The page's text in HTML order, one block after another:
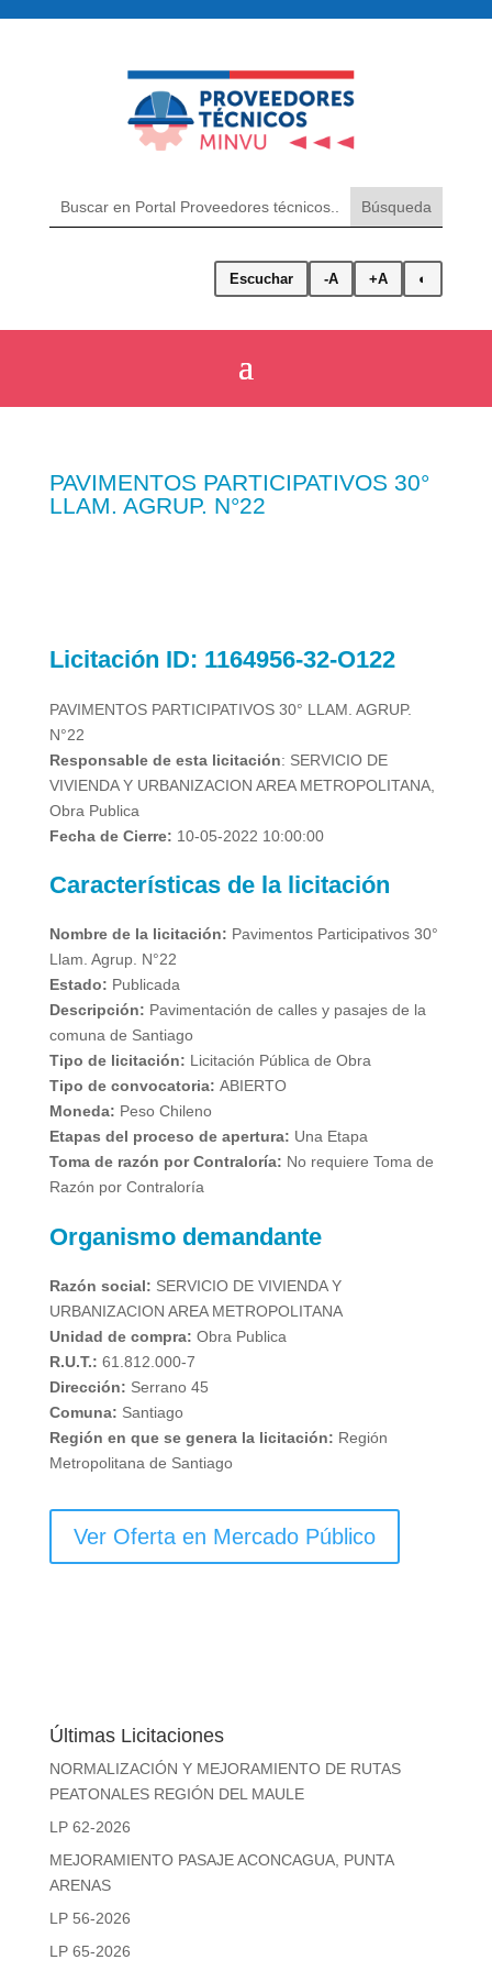
Escuchar -A +A ◐
PAVIMENTOS PARTICIPATIVOS 30°
LLAM. AGRUP. N°22
Licitación ID: 1164956-32-O122
PAVIMENTOS PARTICIPATIVOS 30° LLAM. AGRUP.
N°22
Responsable de esta licitación: SERVICIO DE
VIVIENDA Y URBANIZACION AREA METROPOLITANA,
Obra Publica
Fecha de Cierre: 10-05-2022 10:00:00
Características de la licitación
Nombre de la licitación: Pavimentos Participativos 30°
Llam. Agrup. N°22
Estado: Publicada
Descripción: Pavimentación de calles y pasajes de la
comuna de Santiago
Tipo de licitación: Licitación Pública de Obra
Tipo de convocatoria: ABIERTO
Moneda: Peso Chileno
Etapas del proceso de apertura: Una Etapa
Toma de razón por Contraloría: No requiere Toma de
Razón por Contraloría
Organismo demandante
Razón social: SERVICIO DE VIVIENDA Y
URBANIZACION AREA METROPOLITANA
Unidad de compra: Obra Publica
R.U.T.: 61.812.000-7
Dirección: Serrano 45
Comuna: Santiago
Región en que se genera la licitación: Región
Metropolitana de Santiago
Ver Oferta en Mercado Público
Últimas Licitaciones
NORMALIZACIÓN Y MEJORAMIENTO DE RUTAS
PEATONALES REGIÓN DEL MAULE
LP 62-2026
MEJORAMIENTO PASAJE ACONCAGUA, PUNTA
ARENAS
LP 56-2026
LP 65-2026